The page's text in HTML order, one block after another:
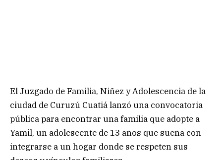
El Juzgado de Familia, Niñez y Adolescencia de la
ciudad de Curuzú Cuatiá lanzó una convocatoria
pública para encontrar una familia que adopte a
Yamil, un adolescente de 13 años que sueña con
integrarse a un hogar donde se respeten sus